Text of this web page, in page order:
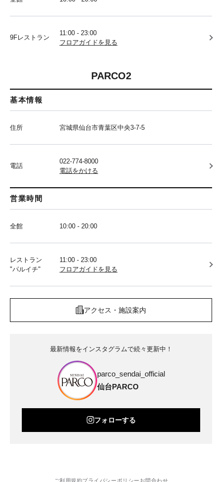
9Fレストラン
11:00 - 23:00
フロアガイドを見る
PARCO2
基本情報
住所 宮城県仙台市青葉区中央3-7-5
電話
022-774-8000
電話をかける
営業時間
全館 10:00 - 20:00
レストラン
"パルイチ"
11:00 - 23:00
フロアガイドを見る
アクセス・施設案内
最新情報をインスタグラムで続々更新中！
parco_sendai_official
仙台PARCO
フォローする
ご利用規約プライバシーポリシー お問合わせ